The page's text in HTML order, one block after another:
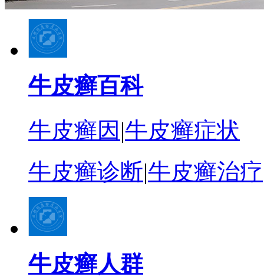
牛皮癣百科
牛皮癣因 |牛皮癣症状
牛皮癣诊断|牛皮癣治疗
牛皮癣人群